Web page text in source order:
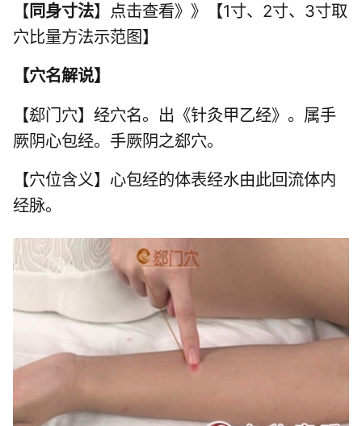
【同身寸法】点击查看》》【1寸、2寸、3寸取
穴比量方法示范图】
【穴名解说】
【郄门穴】经穴名。出《针灸甲乙经》。属手
厥阴心包经。手厥阴之郄穴。
【穴位含义】心包经的体表经水由此回流体内
经脉。